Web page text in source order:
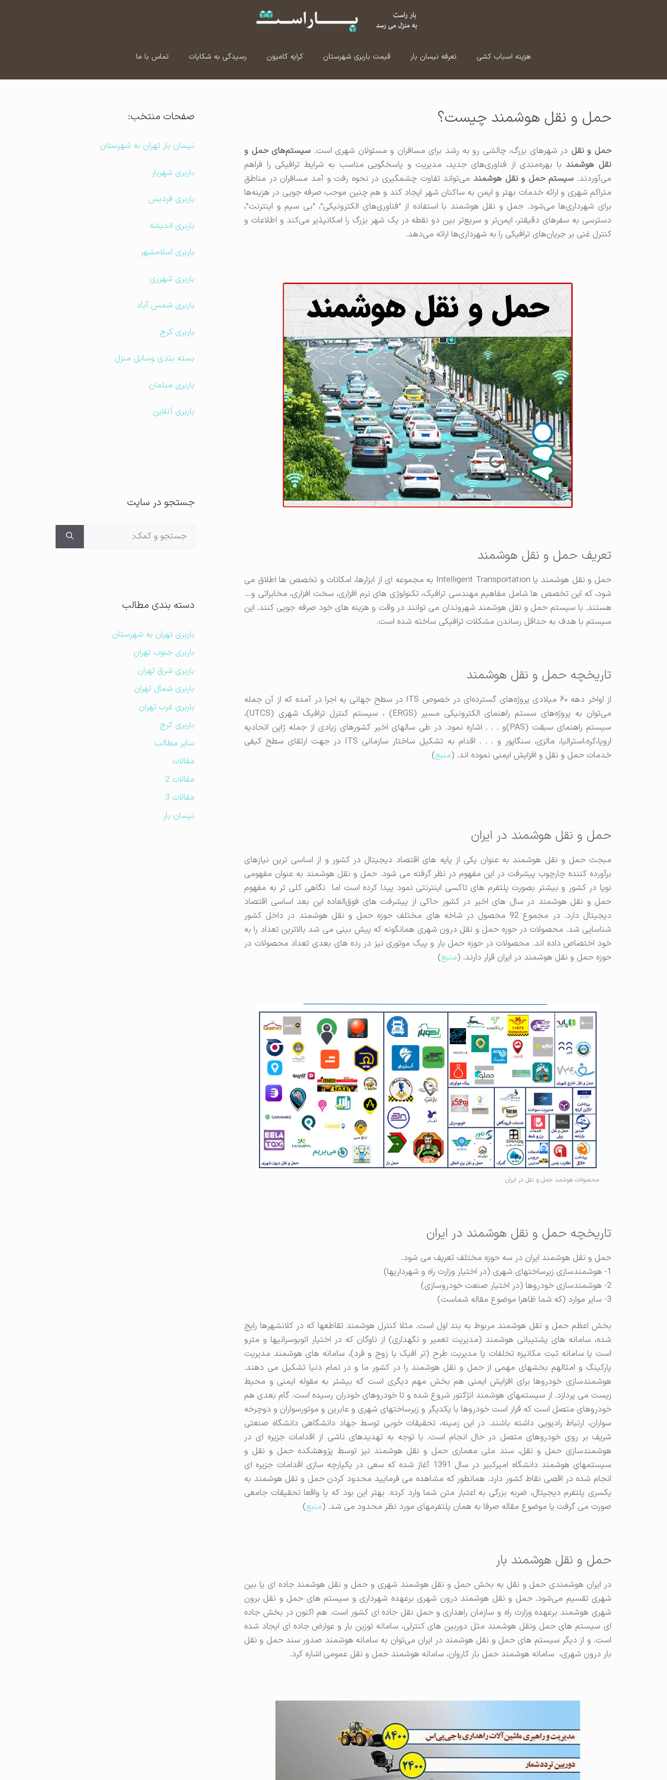
هزینه اسباب کشی تعرفه نیسان بار قیمت باربری شهرستان کرایه کامیون رسیدگی به شکایات تماس با ما
حمل و نقل هوشمند چیست؟
حمل و نقل در شهرهای بزرگ، چالشی رو به رشد برای مسافران و مسئولان شهری است. سیستم‌های حمل و
نقل هوشمندبا بهره‌مندی از فناوری‌های جدید، مدیریت و پاسخگویی مناسب به شرایط ترافیکی را فراهم
می‌آوردند. سیستم حمل و نقل هوشمند می‌تواند تفاوت چشمگیری در نحوه رفت و آمد مسافران در مناطق
متراکم شهری و ارائه خدمات بهتر و ایمن به ساکنان شهر ایجاد کند و هم چنین موجب صرفه جویی در هزینه‌ها
برای شهرداری‌ها می‌شود. حمل و نقل هوشمند با استفاده از “فناوری‌های الکترونیکی”، “بی سیم و اینترنت”،
دسترسی به سفرهای دقیقتر، ایمن‌تر و سریع‌تر بین دو نقطه در یک شهر بزرگ را امکانپذیر می‌کند و اطلاعات و
کنترل غنی بر جریان‌های ترافیکی را به شهرداری‌ها ارائه می‌دهد.
تعریف حمل و نقل هوشمند
حمل ‌و نقل هوشمند یا Intelligent Transportation به مجموعه ‌ای از ابزارها، امکانات و تخصص‌ ها اطلاق می
‌شود، که این تخصص ‌ها شامل مفاهیم مهندسی ترافیک، تکنولوژی ‌های نرم ‌افزاری، سخت ‌افزاری، مخابراتی و…
هستند. با سیستم حمل و نقل هوشمند شهروندان می ‌توانند در وقت و هزینه ‌های خود صرفه جویی کنند. این
سیستم با هدف به حداقل رساندن مشکلات ترافیکی ساخته شده است.
تاریخچه حمل و نقل هوشمند
از اواخر دهه ۶۰ میلادی پروژه‌های گسترده‌ای در خصوص ITS در سطح جهانی به اجرا در آمده که از آن جمله
می‌توان به پروژه‌های سستم راهنمای الکترونیکی مسیر (ERGS) ، سیستم کنترل ترافیک شهری (UTCS)،
سیستم راهنمای سبقت (PAS)و . . . اشاره نمود. در طی سالهای اخیر کشورهای زیادی از جمله ژاپن اتحادیه
اروپا،کره،استرالیا، مالزی، سنگاپور و . . . اقدام به تشکیل ساختار سازمانی ITS در جهت ارتقای سطح کیفی
خدمات حمل و نقل و افزایش ایمنی نموده اند. (منبع)
حمل و نقل هوشمند در ایران
مبجث حمل و نقل هوشمند به عنوان یکی از پایه های اقتصاد دیجیتال در کشور و از اساسی ترین نیازهای
برآورده کننده چارچوب پیشرفت در این مفهوم در نظر گرفته می شود. حمل و نقل هوشمند به عنوان مفهومی
نوپا در کشور و بیشتر بصورت پلتفرم های تاکسی اینترنتی نمود پیدا کرده است اما نگاهی کلی تر به مفهوم
حمل و نقل هوشمند در سال های اخیر در کشور حاکی از پیشرفت های فوق‌العاده این بعد اساسی اقتصاد
دیجیتال دارد. در مجموع 92 محصول در شاخه های مختلف حوزه حمل و نقل هوشمند در داخل کشور
شناسایی شد. محصولات در حوزه حمل و نقل درون شهری همانگونه که پیش بینی می شد بالاترین تعداد را به
خود اختصاص داده اند. محصولات در حوزه حمل بار و پیک موتوری نیز در رده های بعدی تعداد محصولات در
حوزه حمل و نقل هوشمند در ایران قرار دارند. (منبع)
محصولات هوشمد حمل و نقل در ایران
تاریخچه حمل و نقل هوشمند در ایران
حمل و نقل هوشمند ایران در سه حوزه مختلف تعریف می شود.
1- هوشمندسازی زیرساختهای شهری (در اختیار وزارت راه و شهرداریها)
2- هوشمندسازی خودروها (در اختیار صنعت خودروسازی)
3- سایر موارد (که شما ظاهرا موضوع مقاله شماست)
بخش اعظم حمل و نقل هوشمند مربوط به بند اول است. مثلا کنترل هوشمند تقاطعها که در کلانشهرها رایج
شده، سامانه های پشتیبانی هوشمند (مدیریت تعمیر و نگهداری) از ناوگان که در اختیار اتوبوسرانیها و مترو
است‏ یا سامانه ثبت مکانیزه تخلفات یا مدیریت طرح (تر افیک یا زوج و فرد)، سامانه های هوشمند مدیریت
پارکینگ و امثالهم بخشهای مهمی از حمل و نقل هوشمند را در کشور ما و در تمام دنیا تشکیل می دهند.
هوشمندسازی خودروها برای افزایش ایمنی هم بخش مهم دیگری است که بیشتر به مقوله ایمنی و محیط
زیست می پردازد. از سیستمهای هوشمند انژکتور شروع شده و تا خودروهای خودران رسیده است. گام بعدی هم
خودروهای متصل است که قرار است خودروها با یکدیگر و زیرساختهای شهری و عابرین و موتورسواران و دوچرخه
سواران، ارتباط رادیویی داشته باشند. در این زمینه، تحقیقات خوبی توسط جهاد دانشگاهی دانشگاه صنعتی
شریف بر روی خودروهای متصل در حال انجام است. با توجه به تهدیدهای ناشی از اقدامات جزیره ای در
هوشمندسازی حمل و نقل، سند ملی معماری حمل و نقل هوشمند نیز توسط پژوهشکده حمل و نقل و
سیستمهای هوشمند دانشگاه امیرکبیر در سال 1391 آغاز شده که سعی در یکپارچه سازی اقدامات جزیره ای
انجام شده در اقصی نقاط کشور دارد. همانطور که مشاهده می فرمایید محدود کردن حمل و نقل هوشمند به
یکسری پلتفرم دیجیتال، ضربه بزرگی به اعتبار متن شما وارد کرده. بهتر این بود که یا واقعا تحقیقات جامعی
صورت می گرفت یا موضوع مقاله صرفا به همان پلتفرمهای مورد نظر محدود می شد. (منبع)
حمل و نقل هوشمند بار
در ایران هوشمندی حمل و نقل به بخش حمل و نقل هوشمند شهری و حمل و نقل هوشمند جاده ای یا بین
شهری تقسیم می‌شود. حمل و نقل هوشمند درون شهری برعهده شهرداری و سیستم های حمل و نقل برون
شهری هوشمند برعهده وزارت راه و سازمان راهداری و حمل نقل جاده ای کشور است. هم اکنون در بخش جاده
ای سیستم های حمل ونقل هوشمند مثل دوربین های کنترلی، سامانه توزین بار و عوارض جاده ای ایجاد شده
است. و از دیگر سیستم های حمل و نقل هوشمند در ایران می‌توان به سامانه هوشمند صدور سند حمل و نقل
بار درون شهری، سامانه هوشمند حمل بار کاروان، سامانه هوشمند حمل و نقل عمومی اشاره کرد.
صفحات منتخب:
نیسان بار تهران به شهرستان
باربری شهریار
باربری فردیس
باربری اندیشه
باربری اسلامشهر
باربری شهرری
باربری شمس آباد
باربری کرج
بسته بندی وسایل منزل
باربری مبلمان
باربری آنلاین
جستجو در سایت
جستجوی
دسته بندی مطالب
باربری تهران به شهرستان
باربری جنوب تهران
باربری شرق تهران
باربری شمال تهران
باربری غرب تهران
باربری کرج
سایر مطالب
مقالات
مقالات 2
مقالات 3
نیسان بار